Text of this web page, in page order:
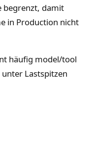
begrenzt, damit
in Production nicht
häufig model/tool
Lastspitzen